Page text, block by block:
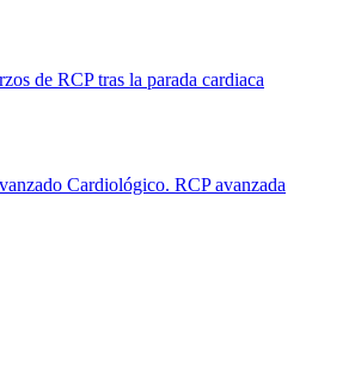
de RCP tras la parada cardiaca
Cardiológico. RCP avanzada